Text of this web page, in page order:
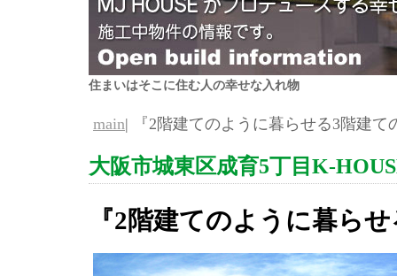
住まいはそこに住む人の幸せな入れ物
main| 『2階建てのように暮らせる3階建
大阪市城東区成育5丁目K-
『2階建てのように暮ら